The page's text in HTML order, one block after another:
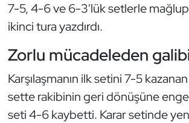
7-5, 4-6 ve 6-3'lük setlerle mağlup
ikinci tura yazdırdı.
Zorlu mücadeleden
Karşılaşmanın ilk setini 7-5
sette rakibinin geri dönüşüne
seti 4-6 kaybetti. Karar setinde
Genel
Golf
Güreş
Halter